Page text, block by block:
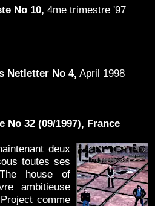
No 10, 4me trimestre '97
Netletter No 4, April 1998
No 32 (09/1997), France
deux
toutes ses
house of
ambitieuse
comme